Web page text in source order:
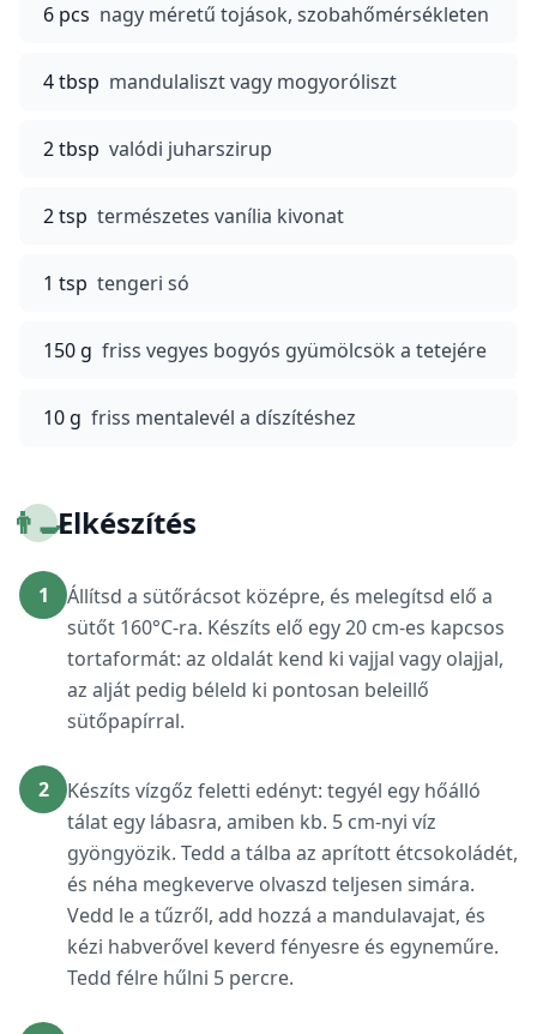
6 pcs nagy méretű tojások, szobahőmérsékleten
4 tbsp mandulaliszt vagy mogyoróliszt
2 tbsp valódi juharszirup
2 tsp természetes vanília kivonat
1 tsp tengeri só
150 g friss vegyes bogyós gyümölcsök a tetejére
10 g friss mentalevél a díszítéshez
👨‍🍳Elkészítés
1
Állítsd a sütőrácsot középre, és melegítsd elő a
sütőt 160°C-ra. Készíts elő egy 20 cm-es kapcsos
tortaformát: az oldalát kend ki vajjal vagy olajjal,
az alját pedig béleld ki pontosan beleillő
sütőpapírral.
2
Készíts vízgőz feletti edényt: tegyél egy hőálló
tálat egy lábasra, amiben kb. 5 cm-nyi víz
gyöngyözik. Tedd a tálba az aprított étcsokoládét,
és néha megkeverve olvaszd teljesen simára.
Vedd le a tűzről, add hozzá a mandulavajat, és
kézi habverővel keverd fényesre és egyneműre.
Tedd félre hűlni 5 percre.